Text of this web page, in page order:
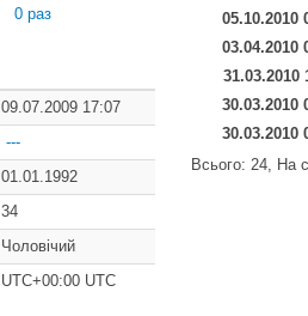
0 раз
09.07.2009 17:07
---
01.01.1992
34
Чоловічий
UTC+00:00 UTC
05.10.2010
03.04.2010
31.03.2010
30.03.2010
30.03.2010
Всього: 24, На